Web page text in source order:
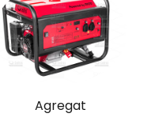
Agregat